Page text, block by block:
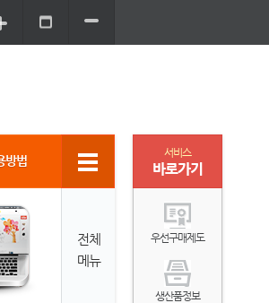
방법
전체
메뉴
서비스
바로가기
우선구매제도
생산품정보